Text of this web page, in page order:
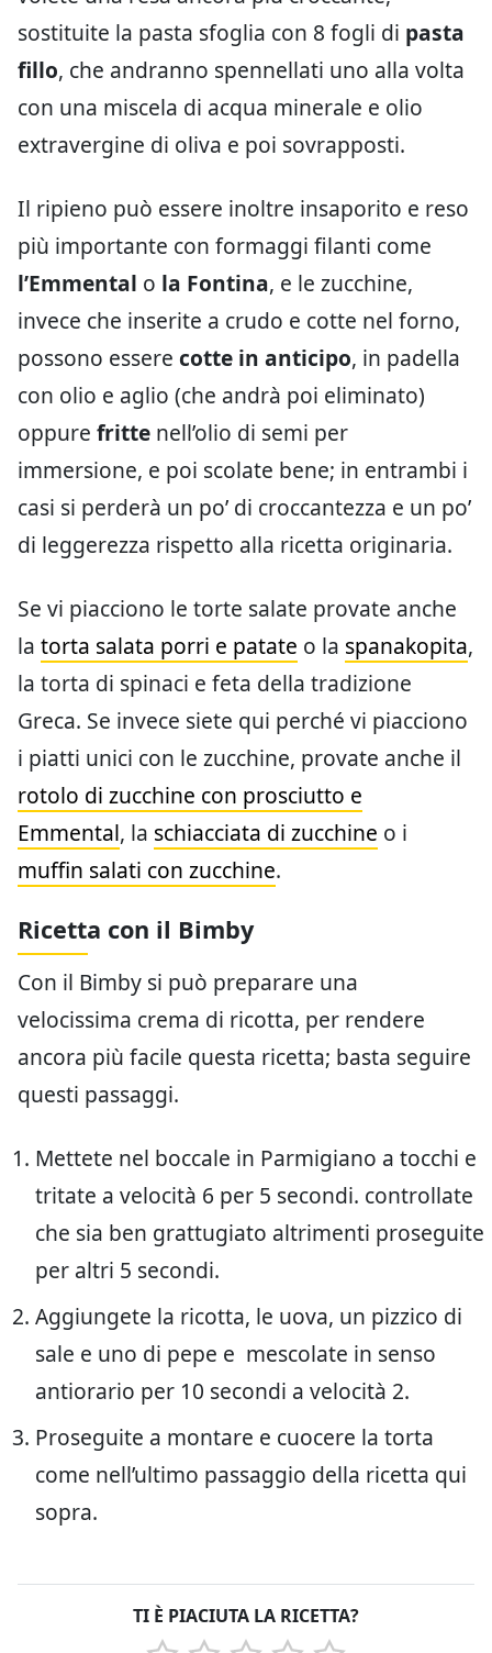
sostituite la pasta sfoglia con 8 fogli di pasta
fillo, che andranno spennellati uno alla volta
con una miscela di acqua minerale e olio
extravergine di oliva e poi sovrapposti.
Il ripieno può essere inoltre insaporito e reso
più importante con formaggi filanti come
l’Emmental o la Fontina, e le zucchine,
invece che inserite a crudo e cotte nel forno,
possono essere cotte in anticipo, in padella
con olio e aglio (che andrà poi eliminato)
oppure fritte nell’olio di semi per
immersione, e poi scolate bene; in entrambi i
casi si perderà un po’ di croccantezza e un po’
di leggerezza rispetto alla ricetta originaria.
Se vi piacciono le torte salate provate anche
la torta salata porri e patate o la spanakopita,
la torta di spinaci e feta della tradizione
Greca. Se invece siete qui perché vi piacciono
i piatti unici con le zucchine, provate anche il
rotolo di zucchine con prosciutto e
Emmental, la schiacciata di zucchine o i
muffin salati con zucchine.
Ricetta con il Bimby
Con il Bimby si può preparare una
velocissima crema di ricotta, per rendere
ancora più facile questa ricetta; basta seguire
questi passaggi.
Mettete nel boccale in Parmigiano a tocchi e
tritate a velocità 6 per 5 secondi. controllate
che sia ben grattugiato altrimenti proseguite
per altri 5 secondi.
Aggiungete la ricotta, le uova, un pizzico di
sale e uno di pepe e mescolate in senso
antiorario per 10 secondi a velocità 2.
Proseguite a montare e cuocere la torta
come nell’ultimo passaggio della ricetta qui
sopra.
TI È PIACIUTA LA RICETTA?